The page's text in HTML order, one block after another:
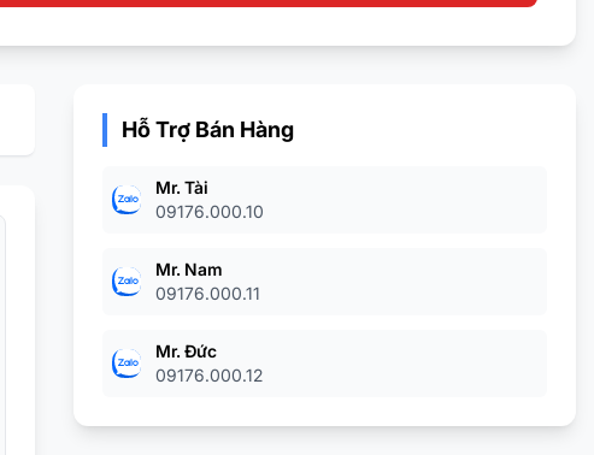
Hỗ Trợ Bán Hàng
Mr. Tài
09176.000.10
Mr. Nam
09176.000.11
Mr. Đức
09176.000.12